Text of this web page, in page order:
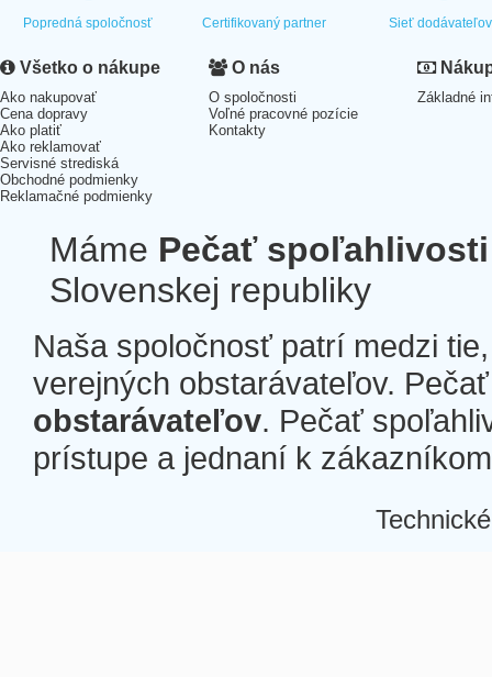
Popredná spoločnosť Certifikovaný partner Sieť dodávateľov
Všetko o nákupe
Ako nakupovať
Cena dopravy
Ako platiť
Ako reklamovať
Servisné strediská
Obchodné podmienky
Reklamačné podmienky
O nás
O spoločnosti
Voľné pracovné pozície
Kontakty
Základné
Máme Pečať spoľahlivosti
Slovenskej republiky
Naša spoločnosť patrí medzi
verejných obstarávateľov.
obstarávateľov. Pečať
prístupe a jednaní k